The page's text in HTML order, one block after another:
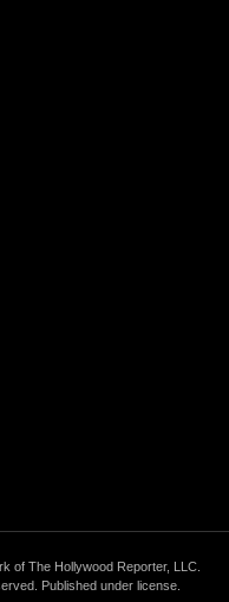
of The Hollywood Reporter, LLC.
Published under license.